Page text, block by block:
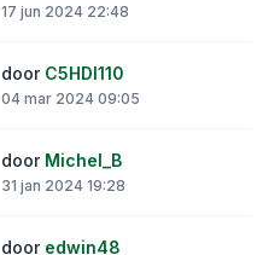
17 jun 2024 22:48
door C5HDI110
04 mar 2024 09:05
door Michel_B
31 jan 2024 19:28
door edwin48